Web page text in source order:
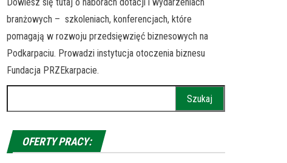
branżowych – szkoleniach, konferencjach, które
pomagają w rozwoju przedsięwzięć biznesowych na
Podkarpaciu. Prowadzi instytucja otoczenia biznesu
Fundacja PRZEkarpacie.
OFERTY PRACY: